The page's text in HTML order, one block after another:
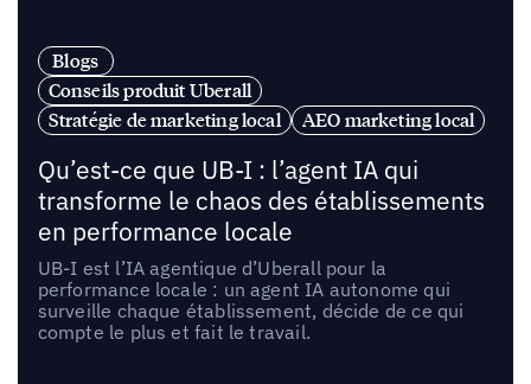
Blogs
Conseils produit Uberall
Stratégie de marketing local
AEO marketing local
Qu’est-ce que UB-I : l’agent IA qui
transforme le chaos des établissements
en performance locale
UB-I est l’IA agentique d’Uberall pour la
performance locale : un agent IA autonome qui
surveille chaque établissement, décide de ce qui
compte le plus et fait le travail.